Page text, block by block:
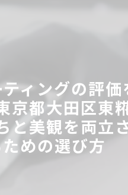
ィングの評価
京都大田区東
と美観を両立
ための選び方